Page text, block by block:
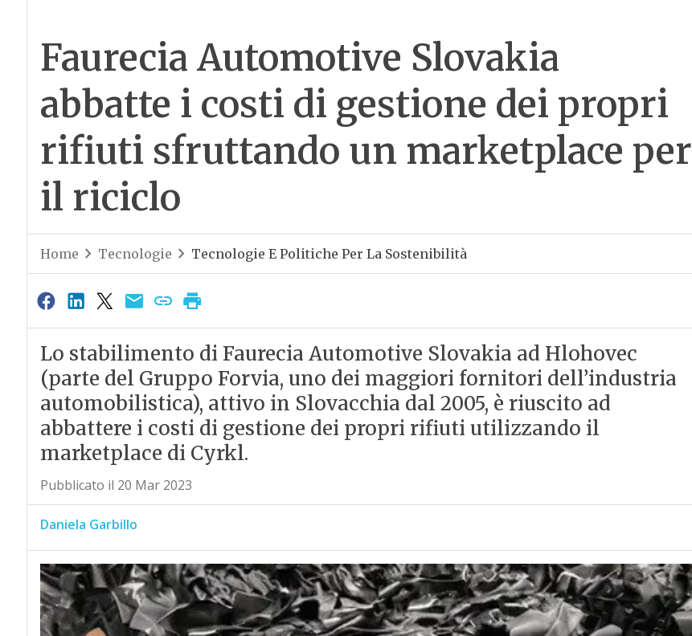
Faurecia Automotive Slovakia
abbatte i costi di gestione dei propri
rifiuti sfruttando un marketplace per
il riciclo
Home Tecnologie Tecnologie E Politiche Per La Sostenibilità
Lo stabilimento di Faurecia Automotive Slovakia ad Hlohovec
(parte del Gruppo Forvia, uno dei maggiori fornitori dell’industria
automobilistica), attivo in Slovacchia dal 2005, è riuscito ad
abbattere i costi di gestione dei propri rifiuti utilizzando il
marketplace di Cyrkl.
Pubblicato il 20 Mar 2023
Daniela Garbillo